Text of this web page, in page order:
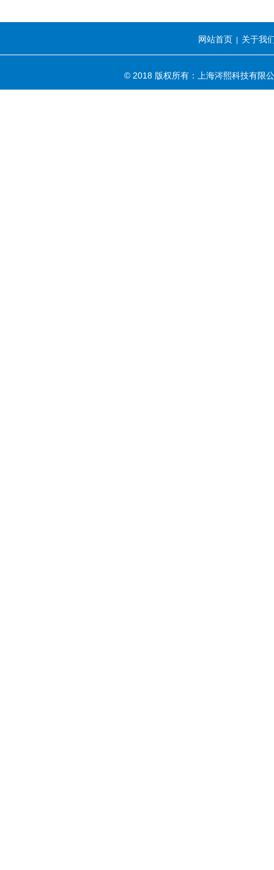
网站首页 关于我
© 2018 版权所有：上海涔熙科技有限